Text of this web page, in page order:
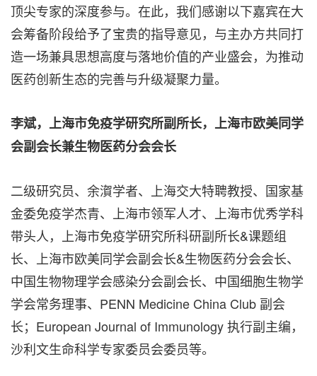
顶尖专家的深度参与。在此，我们感谢以下嘉宾在大
会筹备阶段给予了宝贵的指导意见，与主办方共同打
造一场兼具思想高度与落地价值的产业盛会，为推动
医药创新生态的完善与升级凝聚力量。
李斌，上海市免疫学研究所副所长，上海市欧美同学
会副会长兼生物医药分会会长
二级研究员、余㵑学者、上海交大特聘教授、国家基
金委免疫学杰青、上海市领军人才、上海市优秀学科
带头人，上海市免疫学研究所科研副所长&课题组
长、上海市欧美同学会副会长&生物医药分会会长、
中国生物物理学会感染分会副会长、中国细胞生物学
学会常务理事、PENN Medicine China Club 副会
长；European Journal of Immunology 执行副主编，
沙利文生命科学专家委员会委员等。